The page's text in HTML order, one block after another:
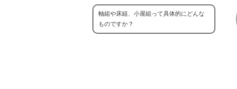
軸組や床組、小屋組って具体的にどんな
ものですか？